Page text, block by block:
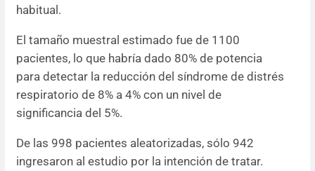
habitual.
El tamaño muestral estimado fue de 1100
pacientes, lo que habría dado 80% de potencia
para detectar la reducción del síndrome de distrés
respiratorio de 8% a 4% con un nivel de
significancia del 5%.
De las 998 pacientes aleatorizadas, sólo 942
ingresaron al estudio por la intención de tratar.